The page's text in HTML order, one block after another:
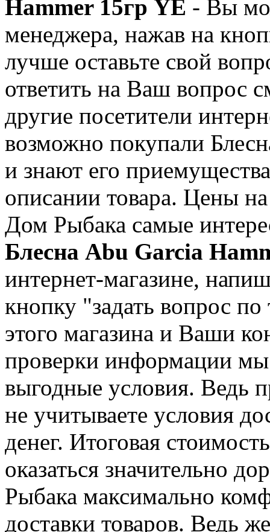
Hammer 15гр YE - Вы
менеджера, нажав на
лучше оставьте свой
ответить на Ваш вопрос
другие посетители
возможно покупали
и знают его
описании товара. Цены
Дом Рыбака самые
Блесна Abu Garcia
интернет-магазине,
кнопку "задать вопрос по
этого магазина и Ваши
проверки информации
выгодные условия. Ведь
не учитываете условия
денег. Итоговая
оказаться значительно
Рыбака максимально
доставки товаров. Ведь